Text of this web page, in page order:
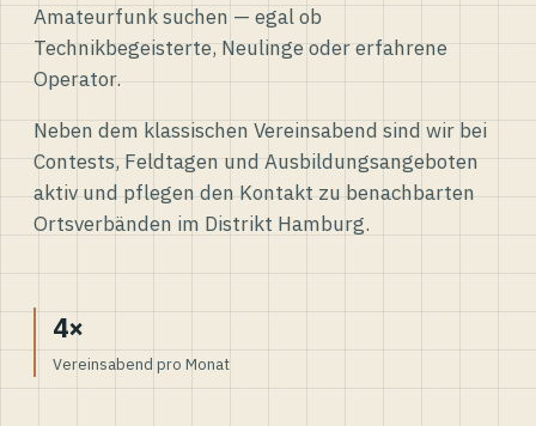
Amateurfunk suchen — egal ob
Technikbegeisterte, Neulinge oder erfahrene
Operator.
Neben dem klassischen Vereinsabend sind wir bei
Contests, Feldtagen und Ausbildungsangeboten
aktiv und pflegen den Kontakt zu benachbarten
Ortsverbänden im Distrikt Hamburg.
4×
Vereinsabend pro Monat